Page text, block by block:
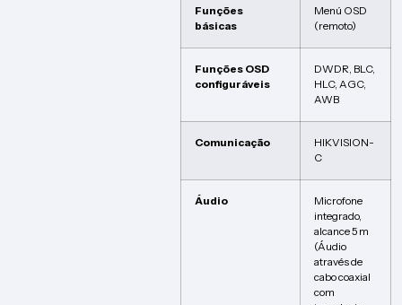
Funções
básicas
Menú OSD
(remoto)
Funções OSD
configuráveis
DWDR, BLC,
HLC, AGC,
AWB
Comunicação
HIKVISION-
C
Áudio
Microfone
integrado,
alcance 5 m
(Áudio
através de
cabo coaxial
com